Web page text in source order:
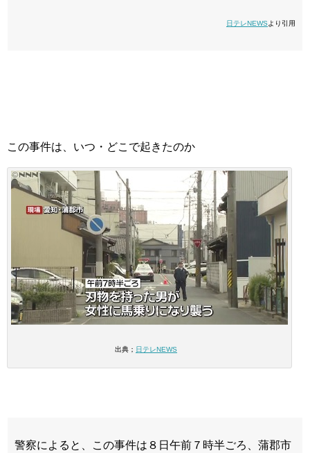
日テレNEWSより引用
この事件は、いつ・どこで起きたのか
出典； 日テレNEWS
警察によると、この事件は８日午前７時半ごろ、蒲郡市